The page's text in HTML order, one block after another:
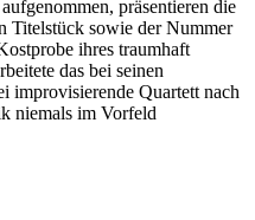
präsentieren die
Titelstück sowie der Nummer
ihres traumhaft
das bei seinen
improvisierende Quartett nach
niemals im Vorfeld